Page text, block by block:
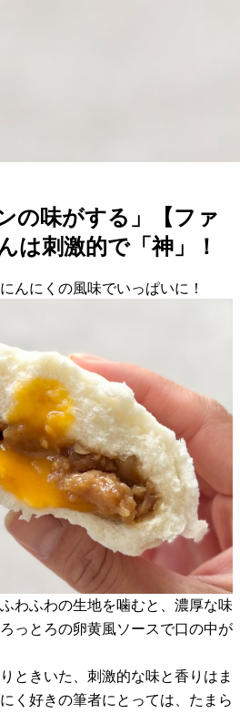
の味がする」【ファ
は刺激的で「神」！
んにくの風味でいっぱいに！
わふわの生地を噛むと、濃厚な味
っとろの卵黄風ソースで口の中が
ときいた、刺激的な味と香りはま
く好きの筆者にとっては、たまら